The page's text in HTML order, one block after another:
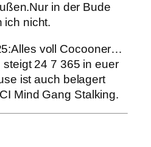
in der Bude
ich nicht.
voll Cocooner…
24 7 365 in euer
ist auch belagert
Mind Gang Stalking.